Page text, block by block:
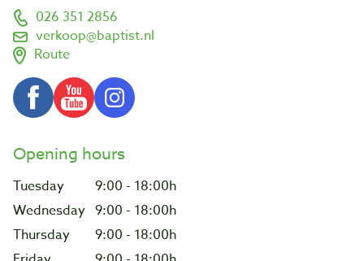
026 351 2856
verkoop@baptist.nl
Route
Opening hours
Tuesday
9:00 - 18:00h
Wednesday 9:00 - 18:00h
Thursday
9:00 - 18:00h